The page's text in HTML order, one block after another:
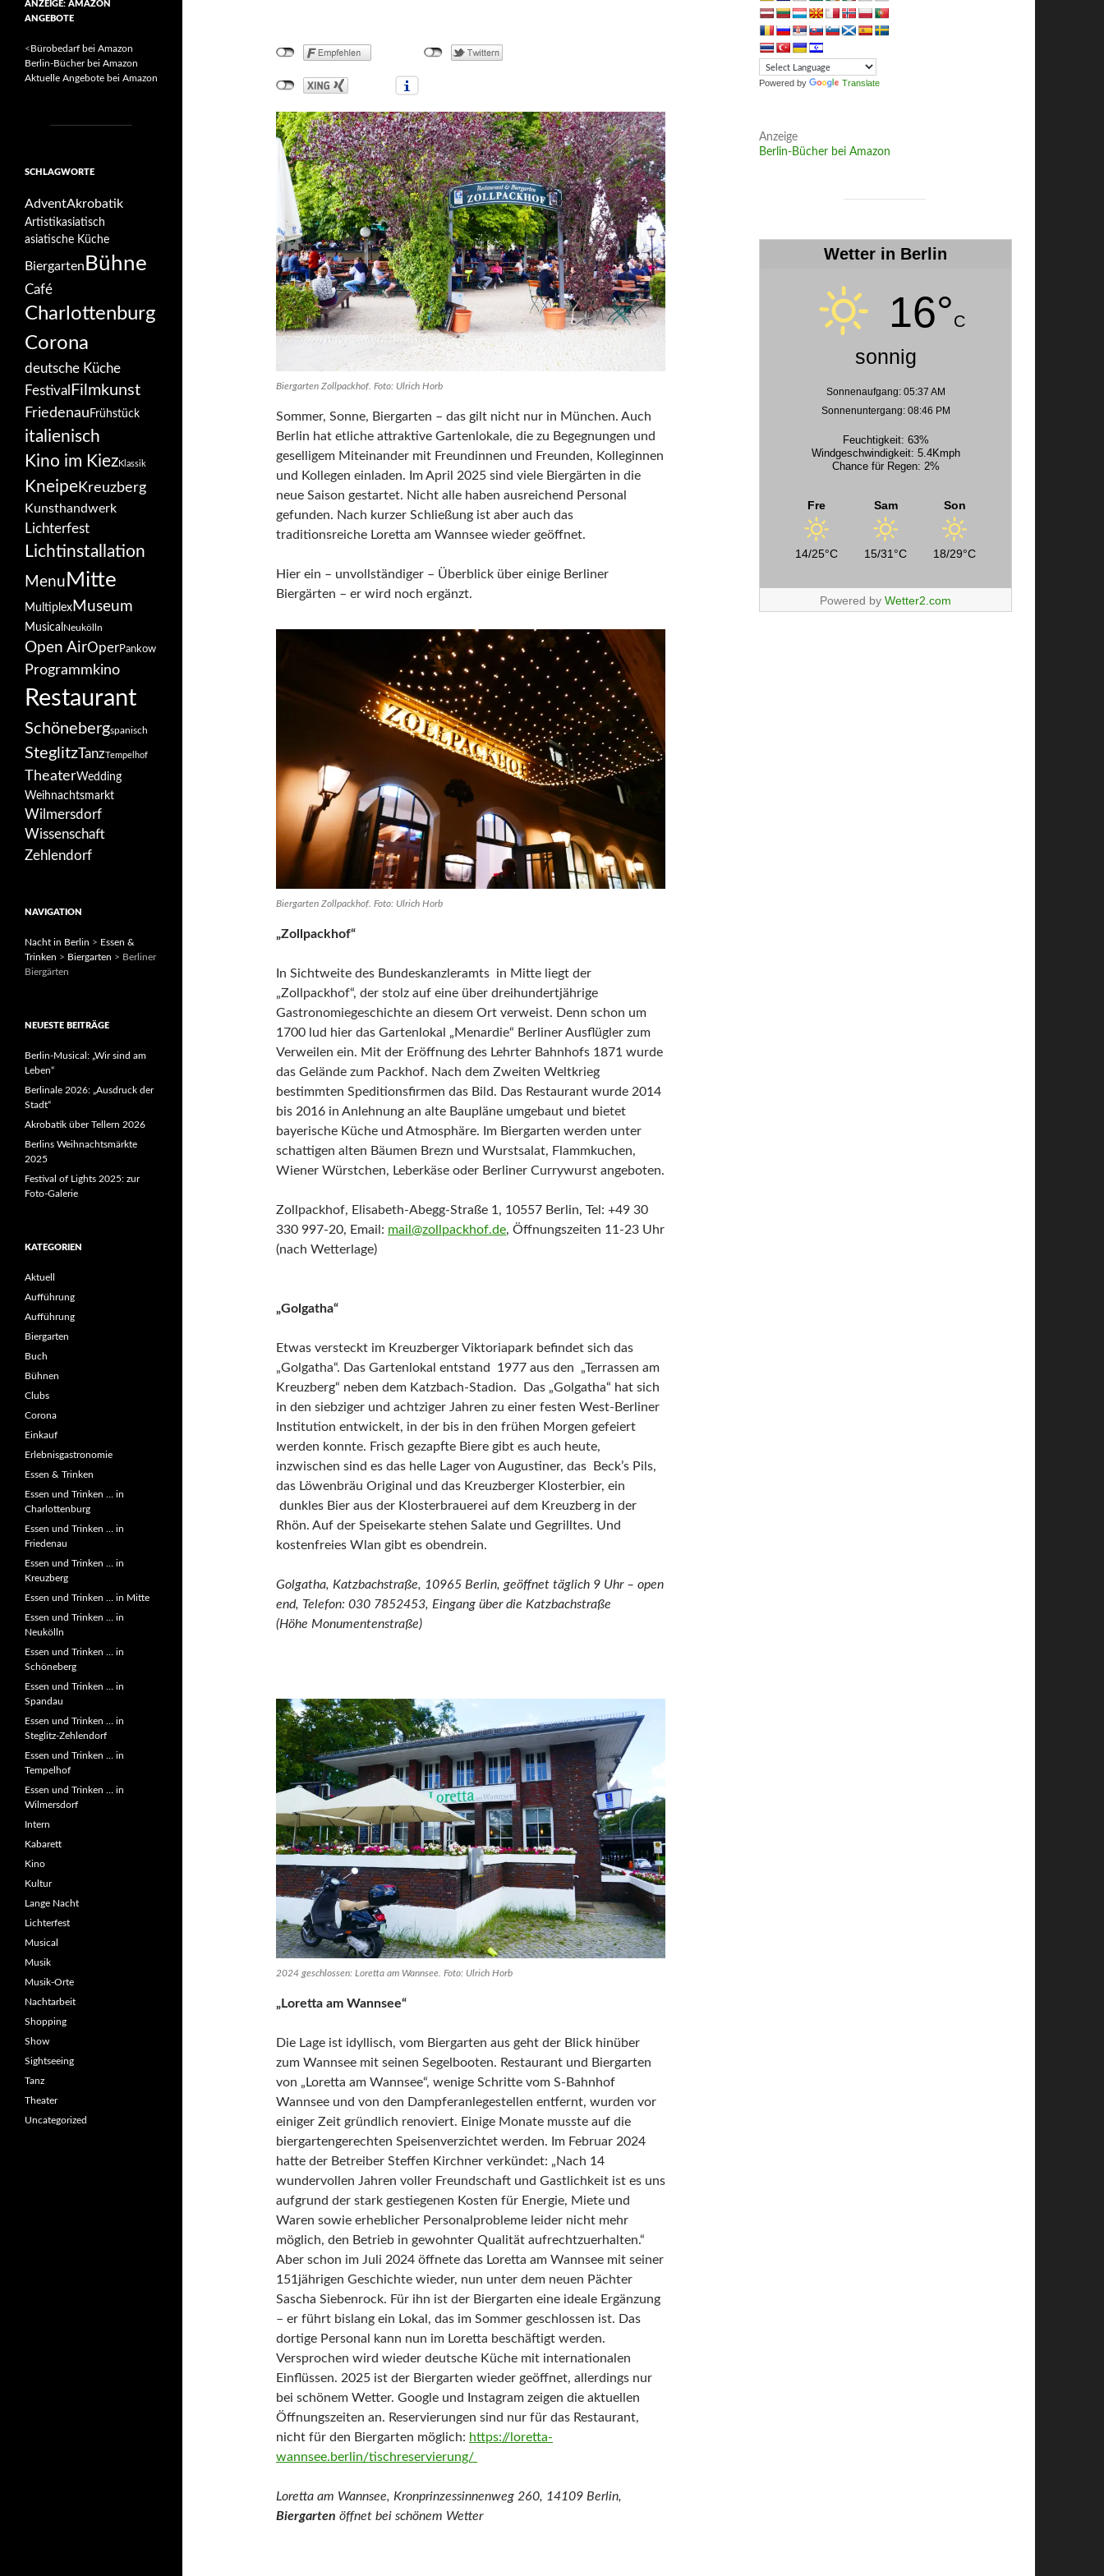
Biergarten Zollpackhof. Foto: Ulrich Horb
Sommer, Sonne, Biergarten – das gilt nicht nur in München. Auch
Berlin hat etliche attraktive Gartenlokale, die zu Begegnungen und
geselligem Miteinander mit Freundinnen und Freunden, Kolleginnen
und Kollegen einladen. Im April 2025 sind viele Biergärten in die
neue Saison gestartet. Nicht alle haben ausreichend Personal
gefunden. Nach kurzer Schließung ist aber auch das
traditionsreiche Loretta am Wannsee wieder geöffnet.
Hier ein – unvollständiger – Überblick über einige Berliner
Biergärten – er wird noch ergänzt.
Biergarten Zollpackhof. Foto: Ulrich Horb
„Zollpackhof“
In Sichtweite des Bundeskanzleramts in Mitte liegt der
„Zollpackhof“, der stolz auf eine über dreihundertjährige
Gastronomiegeschichte an diesem Ort verweist. Denn schon um
1700 lud hier das Gartenlokal „Menardie“ Berliner Ausflügler zum
Verweilen ein. Mit der Eröffnung des Lehrter Bahnhofs 1871 wurde
das Gelände zum Packhof. Nach dem Zweiten Weltkrieg
bestimmten Speditionsfirmen das Bild. Das Restaurant wurde 2014
bis 2016 in Anlehnung an alte Baupläne umgebaut und bietet
bayerische Küche und Atmosphäre. Im Biergarten werden unter
schattigen alten Bäumen Brezn und Wurstsalat, Flammkuchen,
Wiener Würstchen, Leberkäse oder Berliner Currywurst angeboten.
Zollpackhof, Elisabeth-Abegg-Straße 1, 10557 Berlin, Tel: +49 30
330 997-20, Email: mail@zollpackhof.de, Öffnungszeiten 11-23 Uhr
(nach Wetterlage)
„Golgatha“
Etwas versteckt im Kreuzberger Viktoriapark befindet sich das
„Golgatha“. Das Gartenlokal entstand 1977 aus den „Terrassen am
Kreuzberg“ neben dem Katzbach-Stadion. Das „Golgatha“ hat sich
in den siebziger und achtziger Jahren zu einer festen West-Berliner
Institution entwickelt, in der bis in den frühen Morgen gefeiert
werden konnte. Frisch gezapfte Biere gibt es auch heute,
inzwischen sind es das helle Lager von Augustiner, das Beck’s Pils,
das Löwenbräu Original und das Kreuzberger Klosterbier, ein
dunkles Bier aus der Klosterbrauerei auf dem Kreuzberg in der
Rhön. Auf der Speisekarte stehen Salate und Gegrilltes. Und
kostenfreies Wlan gibt es obendrein.
Golgatha, Katzbachstraße, 10965 Berlin, geöffnet täglich 9 Uhr – open
end, Telefon: 030 7852453, Eingang über die Katzbachstraße
(Höhe Monumentenstraße)
2024 geschlossen: Loretta am Wannsee. Foto: Ulrich Horb
„Loretta am Wannsee“
Die Lage ist idyllisch, vom Biergarten aus geht der Blick hinüber
zum Wannsee mit seinen Segelbooten. Restaurant und Biergarten
von „Loretta am Wannsee“, wenige Schritte vom S-Bahnhof
Wannsee und von den Dampferanlegestellen entfernt, wurden vor
einiger Zeit gründlich renoviert. Einige Monate musste auf die
biergartengerechten Speisenverzichtet werden. Im Februar 2024
hatte der Betreiber Steffen Kirchner verkündet: „Nach 14
wundervollen Jahren voller Freundschaft und Gastlichkeit ist es uns
aufgrund der stark gestiegenen Kosten für Energie, Miete und
Waren sowie erheblicher Personalprobleme leider nicht mehr
möglich, den Betrieb in gewohnter Qualität aufrechtzuerhalten.“
Aber schon im Juli 2024 öffnete das Loretta am Wannsee mit seiner
151jährigen Geschichte wieder, nun unter dem neuen Pächter
Sascha Siebenrock. Für ihn ist der Biergarten eine ideale Ergänzung
– er führt bislang ein Lokal, das im Sommer geschlossen ist. Das
dortige Personal kann nun im Loretta beschäftigt werden.
Versprochen wird wieder deutsche Küche mit internationalen
Einflüssen. 2025 ist der Biergarten wieder geöffnet, allerdings nur
bei schönem Wetter. Google und Instagram zeigen die aktuellen
Öffnungszeiten an. Reservierungen sind nur für das Restaurant,
nicht für den Biergarten möglich: https://loretta-
wannsee.berlin/tischreservierung/
Loretta am Wannsee, Kronprinzessinnenweg 260, 14109 Berlin,
Biergarten öffnet bei schönem Wetter
Powered by Translate
Anzeige
Berlin-Bücher bei Amazon
Wetter in Berlin
16°C
sonnig
Sonnenaufgang: 05:37 AM
Sonnenuntergang: 08:46 PM
Feuchtigkeit: 63%
Windgeschwindigkeit: 5.4Kmph
Chance für Regen: 2%
Fre
14/25°C
Sam
15/31°C
Son
18/29°C
Powered by Wetter2.com
ANZEIGE: AMAZON
ANGEBOTE
<Bürobedarf bei Amazon
Berlin-Bücher bei Amazon
Aktuelle Angebote bei Amazon
SCHLAGWORTE
AdventAkrobatik
Artistikasiatisch
asiatische Küche
Biergarten Bühne
Café
Charlottenburg
Corona
deutsche Küche
Festival Filmkunst
Friedenau Frühstück
italienisch
Kino im KiezKlassik
KneipeKreuzberg
Kunsthandwerk
Lichterfest
Lichtinstallation
Menu Mitte
Multiplex Museum
Musical Neukölln
Open AirOperPankow
Programmkino
Restaurant
Schönebergspanisch
SteglitzTanzTempelhof
TheaterWedding
Weihnachtsmarkt
Wilmersdorf
Wissenschaft
Zehlendorf
NAVIGATION
Nacht in Berlin > Essen &
Trinken > Biergarten > Berliner
Biergärten
NEUESTE BEITRÄGE
Berlin-Musical: „Wir sind am
Leben“
Berlinale 2026: „Ausdruck der
Stadt“
Akrobatik über Tellern 2026
Berlins Weihnachtsmärkte
2025
Festival of Lights 2025: zur
Foto-Galerie
KATEGORIEN
Aktuell
Aufführung
Aufführung
Biergarten
Buch
Bühnen
Clubs
Corona
Einkauf
Erlebnisgastronomie
Essen & Trinken
Essen und Trinken … in
Charlottenburg
Essen und Trinken … in
Friedenau
Essen und Trinken … in
Kreuzberg
Essen und Trinken … in Mitte
Essen und Trinken … in
Neukölln
Essen und Trinken … in
Schöneberg
Essen und Trinken … in
Spandau
Essen und Trinken … in
Steglitz-Zehlendorf
Essen und Trinken … in
Tempelhof
Essen und Trinken … in
Wilmersdorf
Intern
Kabarett
Kino
Kultur
Lange Nacht
Lichterfest
Musical
Musik
Musik-Orte
Nachtarbeit
Shopping
Show
Sightseeing
Tanz
Theater
Uncategorized